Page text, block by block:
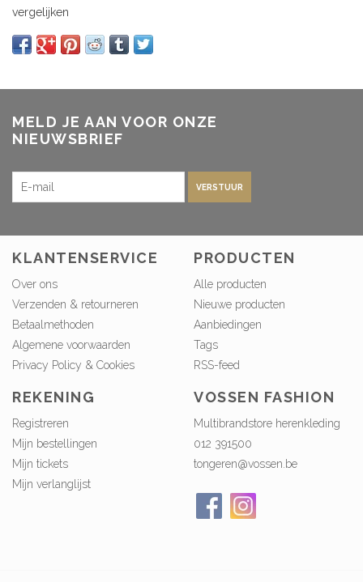
vergelijken
MELD JE AAN VOOR ONZE
NIEUWSBRIEF
VERSTUUR
KLANTENSERVICE
Over ons
Verzenden & retourneren
Betaalmethoden
Algemene voorwaarden
Privacy Policy & Cookies
PRODUCTEN
Alle producten
Nieuwe producten
Aanbiedingen
Tags
RSS-feed
REKENING
Registreren
Mijn bestellingen
Mijn tickets
Mijn verlanglijst
VOSSEN FASHION
Multibrandstore herenkleding
012 391500
tongeren@vossen.be